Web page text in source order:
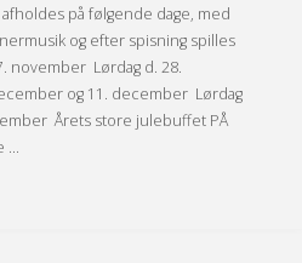
på følgende dage, med
og efter spisning spilles
november Lørdag d. 28.
og 11. december Lørdag
Årets store julebuffet PÅ
…